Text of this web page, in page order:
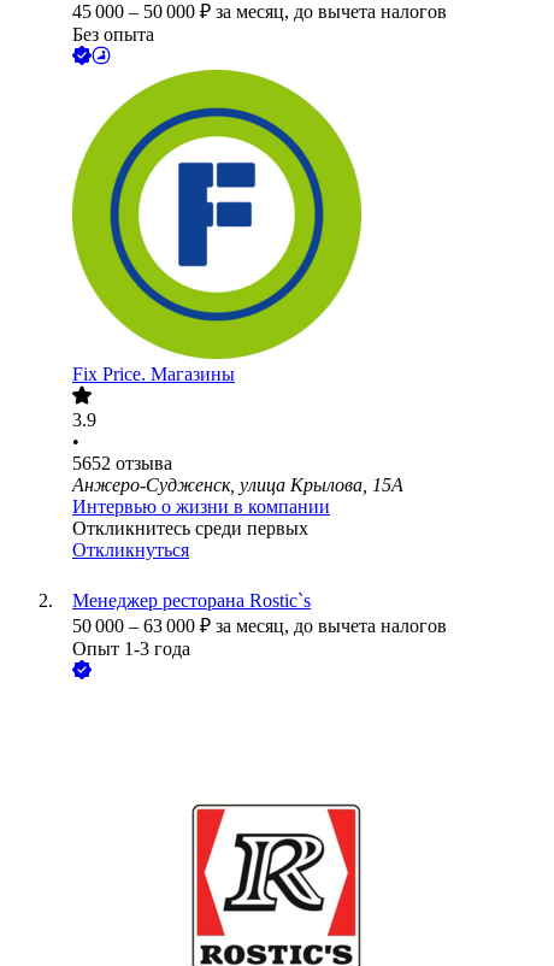
45 000 – 50 000 ₽ за месяц, до вычета налогов
Без опыта
Fix Price. Магазины
3.9
•
5652 отзыва
Анжеро-Судженск, улица Крылова, 15А
Интервью о жизни в компании
Откликнитесь среди первых
Откликнуться
Менеджер ресторана Rostic`s
50 000 – 63 000 ₽ за месяц, до вычета налогов
Опыт 1-3 года